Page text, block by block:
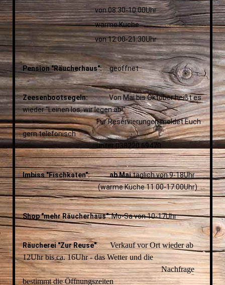
von 08:30-10:00Uhr
warme Küche
von 12:00-21:30Uhr
Pension "Räucherhaus":geöffnet
Zeesenbootsegeln:Von Mai bis Oktober heißt es
wieder "Leinen los, wir legen ab!"
Für Reservierungen meldet Euch
gern telefonisch
unter 038220 69470
Imbiss "Fischkaten": ab Maitäglich von 9-18Uhr
(warme Küche 11:00-17:00Uhr)
Shop "mehr Räucherhaus": Mo-Sa von 10-17Uhr
Räucherei "Zur Reuse":Verkauf vor Ort wieder ab
12Uhr bis ca. 16Uhr - das Wetter und die
Nachfrage
bestimmt die Öffnungszeiten